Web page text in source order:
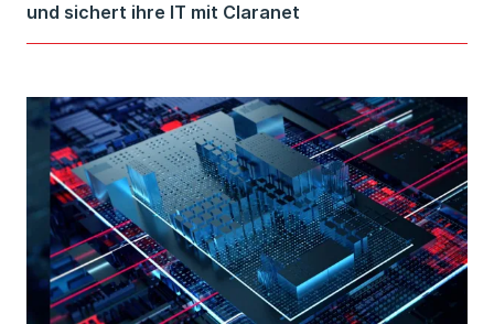
und sichert ihre IT mit Claranet